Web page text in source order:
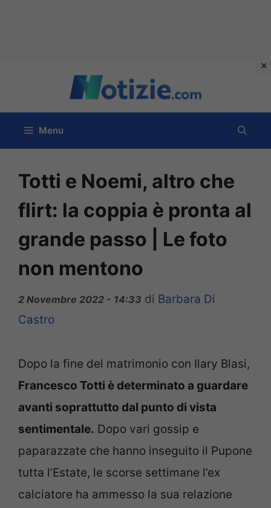
contenuto
Menu
Totti e Noemi, altro che
flirt: la coppia è pronta al
grande passo | Le foto
non mentono
2 Novembre 2022 - 14:33 di Barbara Di
Castro
Dopo la fine del matrimonio con Ilary Blasi,
Francesco Totti è determinato a guardare
avanti soprattutto dal punto di vista
sentimentale. Dopo vari gossip e
paparazzate che hanno inseguito il Pupone
tutta l’Estate, le scorse settimane l’ex
calciatore ha ammesso la sua relazione